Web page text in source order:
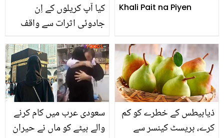
کیا آپ کریلوں کے اِن
جادوئی اثرات سے واقف
Khali Pait na Piyen
سعودی عرب میں کام کرنے
والے بیٹے کو ماں نے حیران
ذیابیطس کے خطرے کو کم
کرے، بریسٹ کینسر سے